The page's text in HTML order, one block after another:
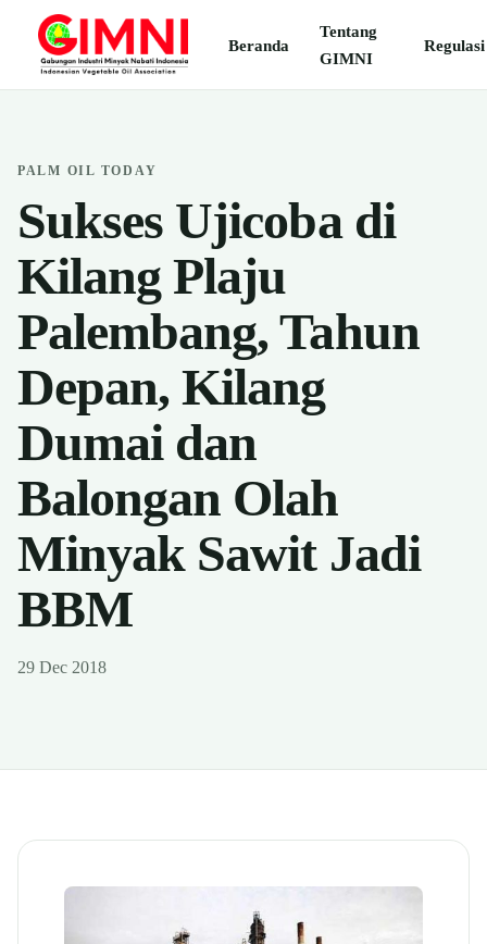
Beranda
Tentang
GIMNI
Regulasi
PALM OIL TODAY
Sukses Ujicoba di
Kilang Plaju
Palembang, Tahun
Depan, Kilang
Dumai dan
Balongan Olah
Minyak Sawit Jadi
BBM
29 Dec 2018